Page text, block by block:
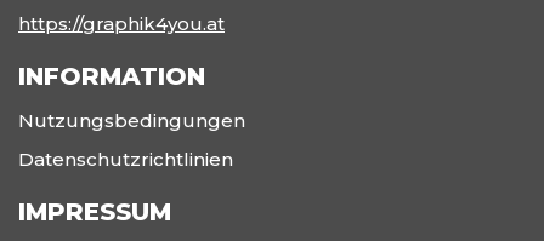
https://graphik4you.at
INFORMATION
Nutzungsbedingungen
Datenschutzrichtlinien
IMPRESSUM